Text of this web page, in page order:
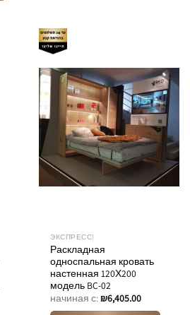
ЭКСПРЕСС!
Раскладная
односпальная кровать
настенная 120Х200
модель BC-02
начиная с: ₪6,405.00